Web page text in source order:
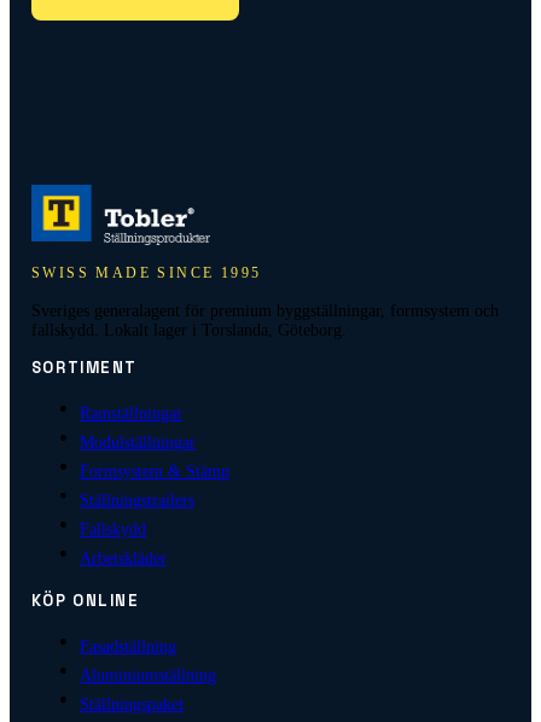
SWISS MADE SINCE 1995
Sveriges generalagent för premium byggställningar, formsystem och
fallskydd. Lokalt lager i Torslanda, Göteborg.
SORTIMENT
Ramställningar
Modulställningar
Formsystem & Stämp
Ställningstrailers
Fallskydd
Arbetskläder
KÖP ONLINE
Fasadställning
Aluminiumställning
Ställningspaket